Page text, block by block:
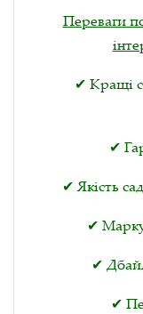
Переваги
✔ Кращі
✔
✔ Якість
✔
✔
✔